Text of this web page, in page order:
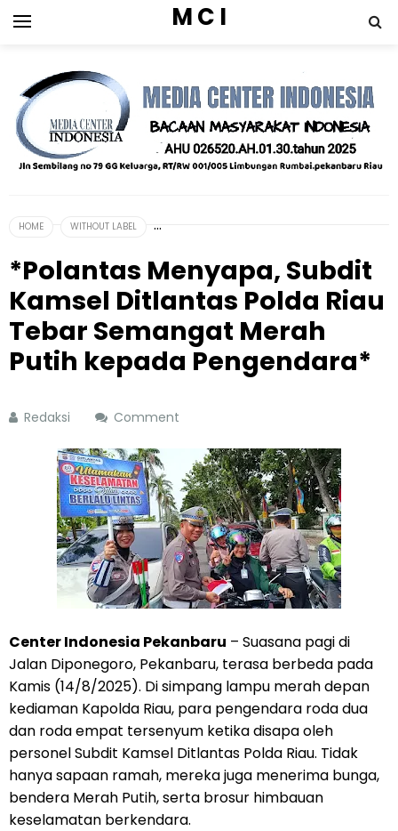
M C I
HOME WITHOUT LABEL
*Polantas Menyapa, Subdit
Kamsel Ditlantas Polda Riau
Tebar Semangat Merah
Putih kepada Pengendara*
Redaksi Comment
Center Indonesia Pekanbaru – Suasana pagi di
Jalan Diponegoro, Pekanbaru, terasa berbeda pada
Kamis (14/8/2025). Di simpang lampu merah depan
kediaman Kapolda Riau, para pengendara roda dua
dan roda empat tersenyum ketika disapa oleh
personel Subdit Kamsel Ditlantas Polda Riau. Tidak
hanya sapaan ramah, mereka juga menerima bunga,
bendera Merah Putih, serta brosur himbauan
keselamatan berkendara.